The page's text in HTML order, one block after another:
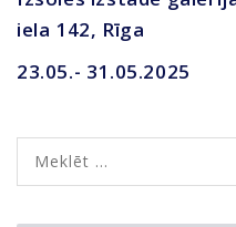
iela 142, Rīga
23.05.- 31.05.2025